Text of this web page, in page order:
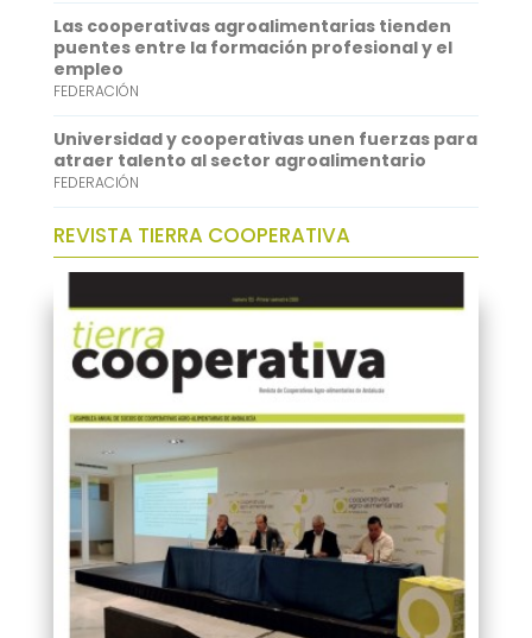
Las cooperativas agroalimentarias tienden
puentes entre la formación profesional y el
empleo
FEDERACIÓN
Universidad y cooperativas unen fuerzas para
atraer talento al sector agroalimentario
FEDERACIÓN
REVISTA TIERRA COOPERATIVA